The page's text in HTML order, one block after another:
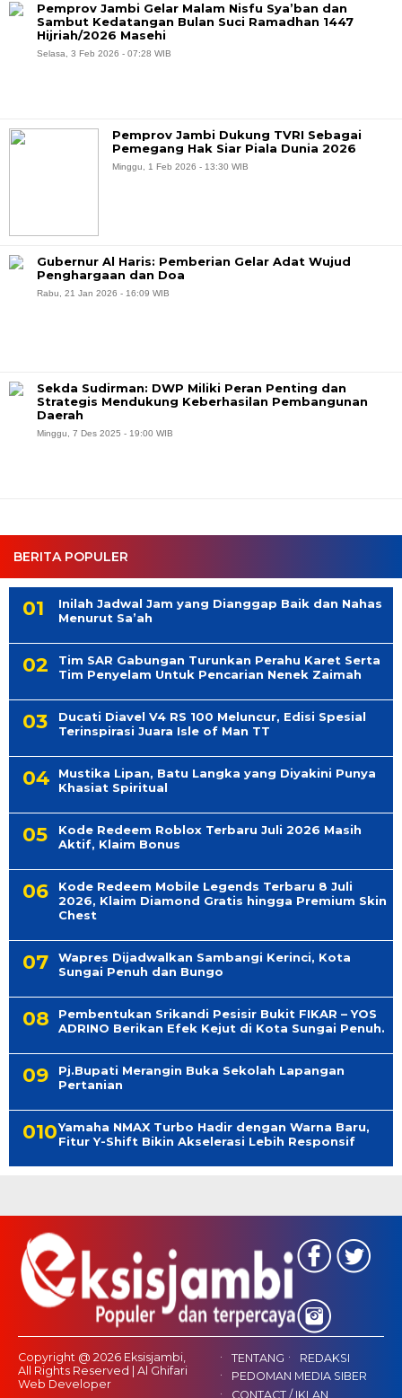
BERITA POPULER
Inilah Jadwal Jam yang Dianggap Baik dan Nahas
Menurut Sa’ah
Tim SAR Gabungan Turunkan Perahu Karet Serta
Tim Penyelam Untuk Pencarian Nenek Zaimah
Ducati Diavel V4 RS 100 Meluncur, Edisi Spesial
Terinspirasi Juara Isle of Man TT
Mustika Lipan, Batu Langka yang Diyakini Punya
Khasiat Spiritual
Kode Redeem Roblox Terbaru Juli 2026 Masih
Aktif, Klaim Bonus
Kode Redeem Mobile Legends Terbaru 8 Juli
2026, Klaim Diamond Gratis hingga Premium Skin
Chest
Wapres Dijadwalkan Sambangi Kerinci, Kota
Sungai Penuh dan Bungo
Pembentukan Srikandi Pesisir Bukit FIKAR – YOS
ADRINO Berikan Efek Kejut di Kota Sungai Penuh.
Pj.Bupati Merangin Buka Sekolah Lapangan
Pertanian
Yamaha NMAX Turbo Hadir dengan Warna Baru,
Fitur Y-Shift Bikin Akselerasi Lebih Responsif
Pemprov Jambi Gelar Malam Nisfu Sya’ban dan
Sambut Kedatangan Bulan Suci Ramadhan 1447
Hijriah/2026 Masehi
Selasa, 3 Feb 2026 - 07:28 WIB
Pemprov Jambi Dukung TVRI Sebagai
Pemegang Hak Siar Piala Dunia 2026
Minggu, 1 Feb 2026 - 13:30 WIB
Gubernur Al Haris: Pemberian Gelar Adat Wujud
Penghargaan dan Doa
Rabu, 21 Jan 2026 - 16:09 WIB
Sekda Sudirman: DWP Miliki Peran Penting dan
Strategis Mendukung Keberhasilan Pembangunan
Daerah
Minggu, 7 Des 2025 - 19:00 WIB
Copyright @ 2026 Eksisjambi,
All Rights Reserved | Al Ghifari
Web Developer
TENTANG
REDAKSI
PEDOMAN MEDIA SIBER
CONTACT / IKLAN